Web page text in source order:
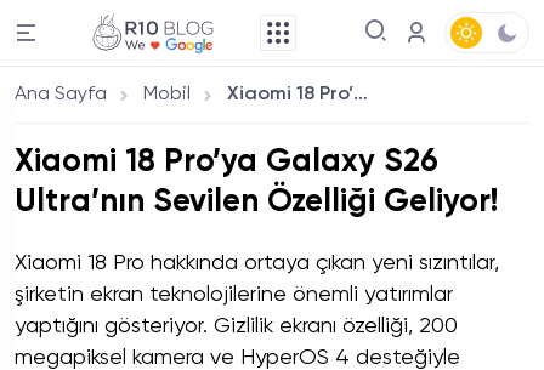
Ana Sayfa Mobil Xiaomi 18 Pro’ya Galaxy S26 Ultra’nın Sevilen Özelliği Geliyor!
Xiaomi 18 Pro’ya Galaxy S26
Ultra’nın Sevilen Özelliği Geliyor!
Xiaomi 18 Pro hakkında ortaya çıkan yeni sızıntılar,
şirketin ekran teknolojilerine önemli yatırımlar
yaptığını gösteriyor. Gizlilik ekranı özelliği, 200
megapiksel kamera ve HyperOS 4 desteğiyle